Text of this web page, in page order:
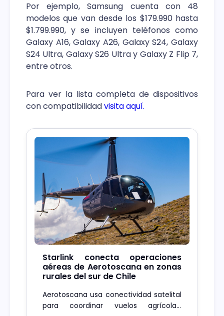
Por ejemplo, Samsung cuenta con 48
modelos que van desde los $179.990 hasta
$1.799.990, y se incluyen teléfonos como
Galaxy A16, Galaxy A26, Galaxy S24, Galaxy
S24 Ultra, Galaxy S26 Ultra y Galaxy Z Flip 7,
entre otros.
Para ver la lista completa de dispositivos
con compatibilidadvisita aquí.
Starlink conecta operaciones
aéreas de Aerotoscana en zonas
rurales del sur de Chile
Aerotoscana usa conectividad satelital
para coordinar vuelos agrícolas,